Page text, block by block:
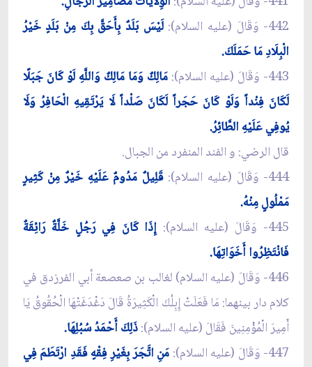
442- وَقَالَ (عليه السلام):
لَيْسَ بَلَدٌ بِأَحَقَّ بِكَ مِنْ بَلَدٍ خَيْرُ
الْبِلَادِ مَا حَمَلَكَ.
443- وَقَالَ (عليه السلام):
مَالِكٌ وَمَا مَالِكٌ وَاللَّهِ لَوْ كَانَ جَبَلًا
لَكَانَ فِنْداً وَلَوْ كَانَ حَجَراً لَكَانَ صَلْداً لَا يَرْتَقِيهِ الْحَافِرُ وَلَا
يُوفِي عَلَيْهِ الطَّائِرُ.
قال الرضي: و الفند المنفرد من الجبال.
444- وَقَالَ (عليه السلام):
قَلِيلٌ مَدُومٌ عَلَيْهِ خَيْرٌ مِنْ كَثِيرٍ
مَمْلُولٍ مِنْهُ.
445- وَقَالَ (عليه السلام):
إِذَا كَانَ فِي رَجُلٍ خَلَّةٌ رَائِقَةٌ
فَانْتَظِرُوا أَخَوَاتِهَا.
446- وَقَالَ (عليه السلام) لغالب بن صعصعة أبي الفرزدق في
كلام دار بينهما: مَا فَعَلَتْ إِبِلُكَ الْكَثِيرَةُ قَالَ دَغْدَغَتْهَا الْحُقُوقُ يَا
أَمِيرَ الْمُؤْمِنِينَ فَقَالَ (عليه السلام):ذَلِكَ أَحْمَدُ سُبُلِهَا.
447- وَقَالَ (عليه السلام):
مَنِ اتَّجَرَ بِغَيْرِ فِقْهٍ فَقَدِ ارْتَطَمَ فِي